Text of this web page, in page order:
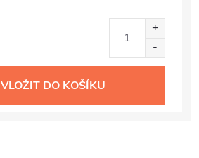
VLOŽIT DO KOŠÍKU